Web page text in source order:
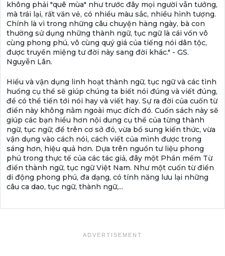
không phải "quê mùa" như trước đây mọi người vẫn tưởng,
mà trái lại, rất văn vẻ, có nhiều màu sắc, nhiều hình tượng.
Chính là vì trong những câu chuyện hàng ngày, bà con
thường sử dụng những thành ngữ, tục ngữ là cái vốn vô
cùng phong phú, vô cùng quý giá của tiếng nói dân tộc,
được truyền miệng tư đời này sang đời khác." - GS.
Nguyễn Lân.
Hiểu và vận dụng linh hoạt thành ngữ, tục ngữ và các tình
huống cụ thể sẽ giúp chúng ta biết nói đúng và viết đúng,
để có thể tiến tới nói hay và viết hay. Sự ra đời của cuốn từ
điển này không nằm ngoài mục đích đó. Cuốn sách này sẽ
giúp các bạn hiểu hơn nội dung cụ thể của từng thành
ngữ, tục ngữ; để trên cơ sở đó, vừa bổ sung kiến thức, vừa
vận dụng vào cách nói, cách viết của mình được trong
sáng hơn, hiệu quả hơn. Dựa trên nguồn tư liệu phong
phú trong thực tế của các tác giả, đây một Phần mềm Từ
điển thành ngữ, tục ngữ Việt Nam. Như một cuốn từ điển
di động phong phú, đa dạng, có tính năng lưu lại những
câu ca dao, tục ngữ, thành ngữ,...